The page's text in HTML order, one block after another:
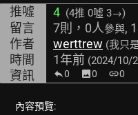
推噓
4 (4推 0噓 3→)
留言 7則，0人參與,
作者 werttrew (我只
時間 1年前 (2024/10/
資訊 0 image0 link0
內容預覽: